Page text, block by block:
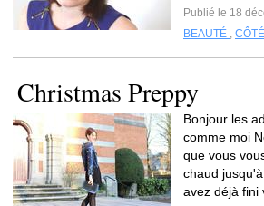
Publié le 18
BEAUTÉ ,
Christmas Preppy
Bonjour les
comme moi
que vous
chaud
avez déjà fini